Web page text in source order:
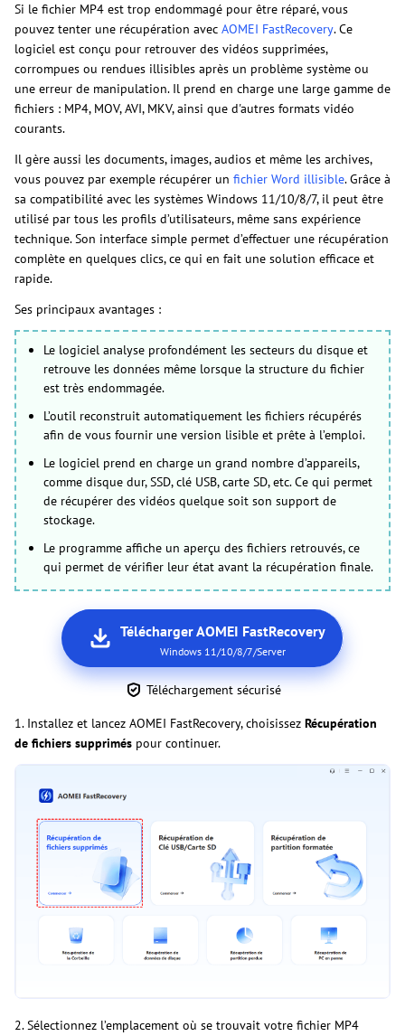
Si le fichier MP4 est trop endommagé pour être réparé, vous
pouvez tenter une récupération avec AOMEI FastRecovery. Ce
logiciel est conçu pour retrouver des vidéos supprimées,
corrompues ou rendues illisibles après un problème système ou
une erreur de manipulation. Il prend en charge une large gamme de
fichiers : MP4, MOV, AVI, MKV, ainsi que d'autres formats vidéo
courants.
Il gère aussi les documents, images, audios et même les archives,
vous pouvez par exemple récupérer un fichier Word illisible. Grâce à
sa compatibilité avec les systèmes Windows 11/10/8/7, il peut être
utilisé par tous les profils d’utilisateurs, même sans expérience
technique. Son interface simple permet d’effectuer une récupération
complète en quelques clics, ce qui en fait une solution efficace et
rapide.
Ses principaux avantages :
Le logiciel analyse profondément les secteurs du disque et
retrouve les données même lorsque la structure du fichier
est très endommagée.
L’outil reconstruit automatiquement les fichiers récupérés
afin de vous fournir une version lisible et prête à l’emploi.
Le logiciel prend en charge un grand nombre d’appareils,
comme disque dur, SSD, clé USB, carte SD, etc. Ce qui permet
de récupérer des vidéos quelque soit son support de
stockage.
Le programme affiche un aperçu des fichiers retrouvés, ce
qui permet de vérifier leur état avant la récupération finale.
Télécharger AOMEI FastRecovery
Windows 11/10/8/7/Server
Téléchargement sécurisé
1. Installez et lancez AOMEI FastRecovery, choisissez Récupération
de fichiers supprimés pour continuer.
2. Sélectionnez l’emplacement où se trouvait votre fichier MP4